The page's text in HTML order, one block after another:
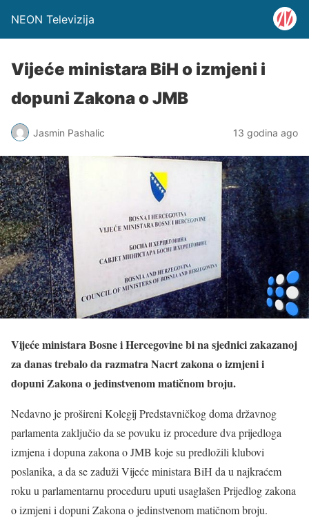
NEON Televizija
Vijeće ministara BiH o izmjeni i
dopuni Zakona o JMB
Jasmin Pashalic 13 godina ago
Vijeće ministara Bosne i Hercegovine bi na sjednici zakazanoj
za danas trebalo da razmatra Nacrt zakona o izmjeni i
dopuni Zakona o jedinstvenom matičnom broju.
Nedavno je prošireni Kolegij Predstavničkog doma državnog
parlamenta zaključio da se povuku iz procedure dva prijedloga
izmjena i dopuna zakona o JMB koje su predložili klubovi
poslanika, a da se zaduži Vijeće ministara BiH da u najkraćem
roku u parlamentarnu proceduru uputi usaglašen Prijedlog zakona
o izmjeni i dopuni Zakona o jedinstvenom matičnom broju.